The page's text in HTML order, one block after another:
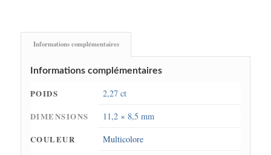
Informations complémentaires
Informations complémentaires
POIDS
2,27 ct
DIMENSIONS
11,2 × 8,5 mm
COULEUR
Multicolore